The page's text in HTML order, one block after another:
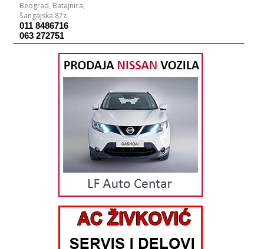
Beograd, Batajnica,
Šangajska 87z
011 8486716
063 272751